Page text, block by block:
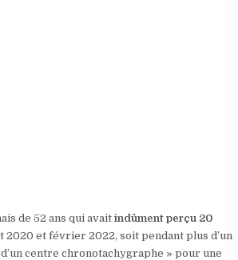
de 52 ans qui avait indûment perçu 20
2020 et février 2022, soit pendant plus d’un
centre chronotachygraphe » pour une